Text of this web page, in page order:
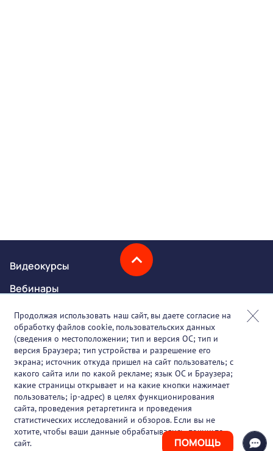
ПОМОЩЬ
Видеокурсы
Вебинары
Онлайн-события
Партнеры
О проекте
Вакансии
Блог
Контакты
Продолжая использовать наш сайт, вы даете согласие на
обработку файлов cookie, пользовательских данных
(сведения о местоположении; тип и версия ОС; тип и
версия Браузера; тип устройства и разрешение его
экрана; источник откуда пришел на сайт пользователь; с
какого сайта или по какой рекламе; язык ОС и Браузера;
какие страницы открывает и на какие кнопки нажимает
пользователь; ip-адрес) в целях функционирования
сайта, проведения ретаргетинга и проведения
статистических исследований и обзоров. Если вы не
хотите, чтобы ваши данные обрабатывались, покиньте
сайт.